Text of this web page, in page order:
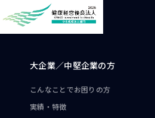
大企業／中堅企業の方
こんなことでお困りの方
実績・特徴